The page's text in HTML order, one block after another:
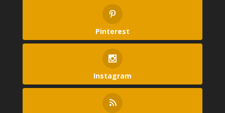
Pinterest
Instagram